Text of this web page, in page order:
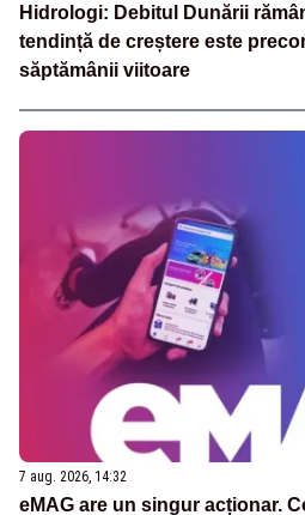
Hidrologi: Debitul Dunării
tendință de creștere este
săptămânii viitoare
7 aug. 2026, 14:32
eMAG are un singur acționar.